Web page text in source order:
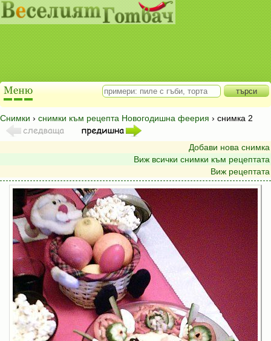
Снимки › снимки към рецепта Новогодишна феерия › снимка 2
Добави нова снимка
Виж всички снимки към рецептата
Виж рецептата